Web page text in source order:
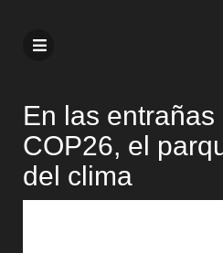
En las entrañas
COP26, el
del clima